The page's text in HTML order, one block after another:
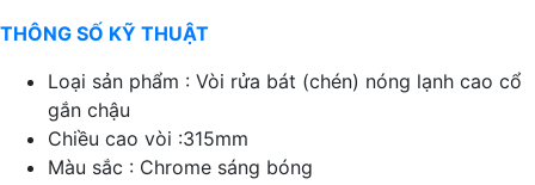
THÔNG SỐ KỸ THUẬT
Loại sản phẩm : Vòi rửa bát (chén) nóng lạnh cao cổ
gắn chậu
Chiều cao vòi :315mm
Màu sắc : Chrome sáng bóng